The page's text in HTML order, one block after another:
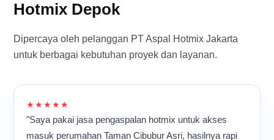
Hotmix Depok
Dipercaya oleh pelanggan PT Aspal Hotmix Jakarta
untuk berbagai kebutuhan proyek dan layanan.
★★★★★
"Saya pakai jasa pengaspalan hotmix untuk akses
masuk perumahan Taman Cibubur Asri, hasilnya rapi